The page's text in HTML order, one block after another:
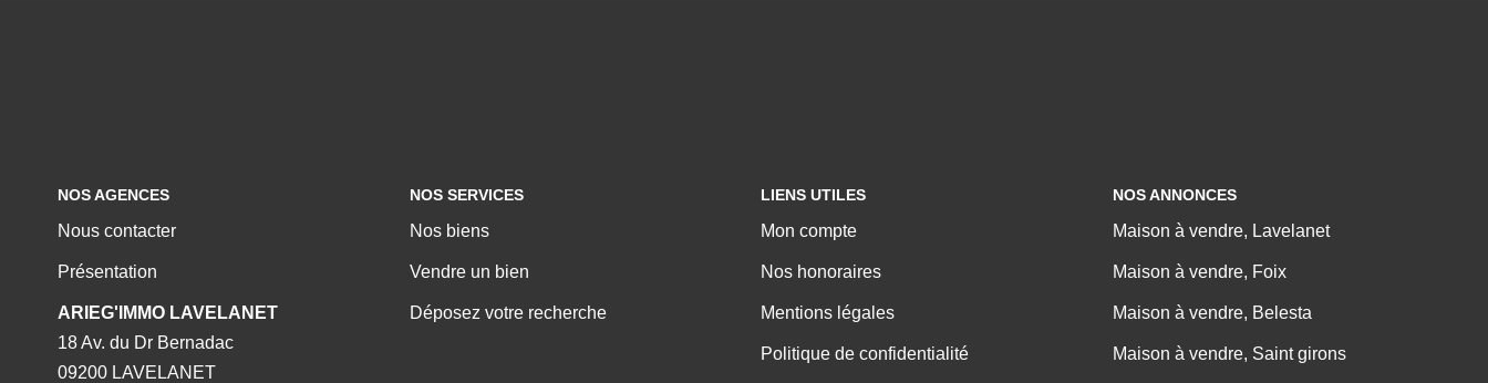
NOS AGENCES
Nous contacter
Présentation
ARIEG'IMMO LAVELANET
18 Av. du Dr Bernadac
09200 LAVELANET
NOS SERVICES
Nos biens
Vendre un bien
Déposez votre recherche
LIENS UTILES
Mon compte
Nos honoraires
Mentions légales
Politique de confidentialité
NOS ANNONCES
Maison à vendre, Lavelanet
Maison à vendre, Foix
Maison à vendre, Belesta
Maison à vendre, Saint girons